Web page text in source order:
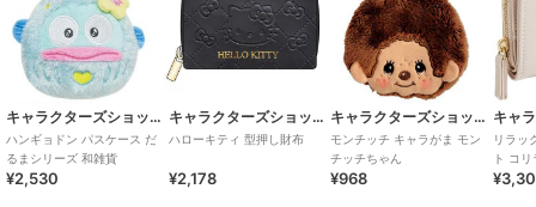
キャラクターズショップ ラフラフ
ハンギョドン パスケース だ
るまシリーズ 和雑貨
¥2,530
キャラクターズショップ ラフラフ
ハローキティ 型押し財布
¥2,178
キャラクターズショップ ラフラフ
モンチッチ キャラがま モン
チッチちゃん
¥968
リラッ
ト コ